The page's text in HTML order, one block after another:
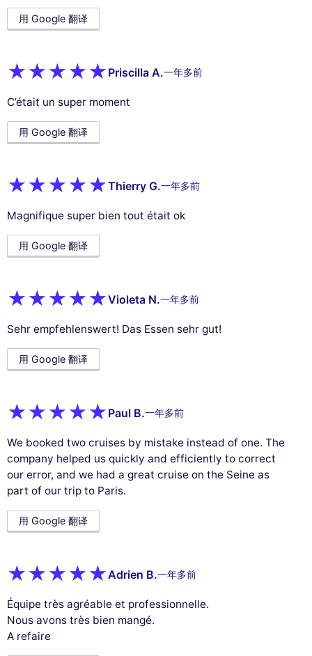
用 Google 翻译
Priscilla A.一年多前
C’était un super moment
用 Google 翻译
Thierry G.一年多前
Magnifique super bien tout était ok
用 Google 翻译
Violeta N.一年多前
Sehr empfehlenswert! Das Essen sehr gut!
用 Google 翻译
Paul B.一年多前
We booked two cruises by mistake instead of one. The
company helped us quickly and efficiently to correct
our error, and we had a great cruise on the Seine as
part of our trip to Paris.
用 Google 翻译
Adrien B.一年多前
Équipe très agréable et professionnelle.
Nous avons très bien mangé.
A refaire